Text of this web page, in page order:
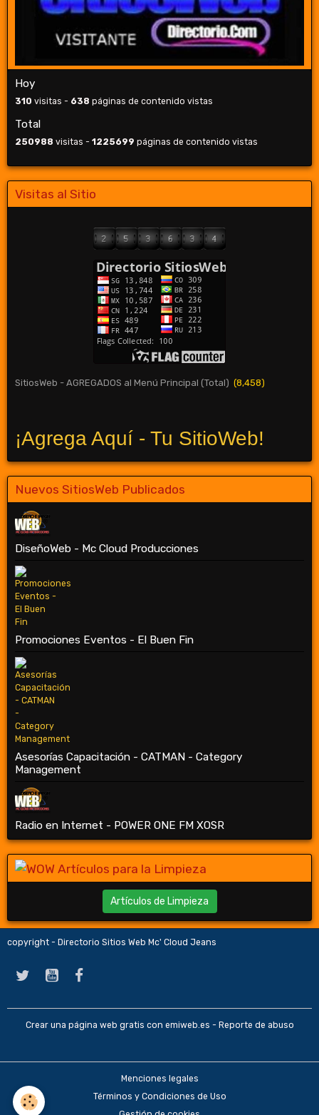
Hoy
310 visitas - 638 páginas de contenido vistas
Total
250988 visitas - 1225699 páginas de contenido vistas
Visitas al Sitio
SitiosWeb - AGREGADOS al Menú Principal (Total) (8,458)
¡Agrega Aquí - Tu SitioWeb!
Nuevos SitiosWeb Publicados
DiseñoWeb - Mc Cloud Producciones
Promociones Eventos - El Buen Fin
Asesorías Capacitación - CATMAN - Category
Management
Radio en Internet - POWER ONE FM XOSR
Artículos de Limpieza
copyright - Directorio Sitios Web Mc' Cloud Jeans
Crear una página web gratis con emiweb.es - Reporte de abuso
Menciones legales
Términos y Condiciones de Uso